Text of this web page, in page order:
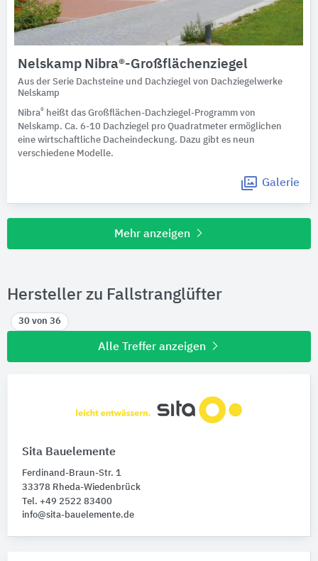
Nelskamp Nibra®-Großflächenziegel
Aus der Serie Dachsteine und Dachziegel von Dachziegelwerke
Nelskamp
Nibra® heißt das Großflächen-Dachziegel-Programm von
Nelskamp. Ca. 6-10 Dachziegel pro Quadratmeter ermöglichen
eine wirtschaftliche Dacheindeckung. Dazu gibt es neun
verschiedene Modelle.
Galerie
Mehr anzeigen
Hersteller zu Fallstranglüfter
30 von 36
Alle Treffer anzeigen
Sita Bauelemente
Ferdinand-Braun-Str. 1
33378 Rheda-Wiedenbrück
Tel. +49 2522 83400
info@sita-bauelemente.de